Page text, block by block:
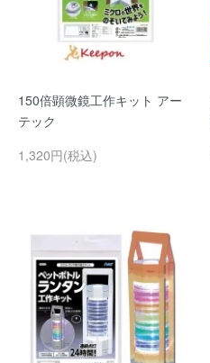
150倍顕微鏡工作キット アー
テック
1,320円(税込)